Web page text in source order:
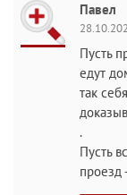
Павел
Пусть
едут
так
.
Пусть
проезд